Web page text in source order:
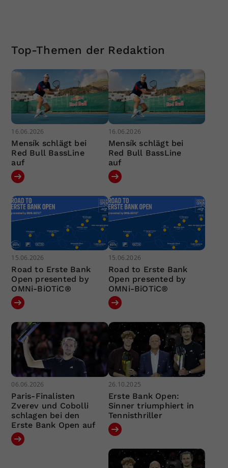
Top-Themen der Redaktion
16.06.2026
Mensík schlägt bei
Red Bull BassLine
auf
16.06.2026
Mensík schlägt bei
Red Bull BassLine
auf
15.06.2026
Road to Erste Bank
Open presented by
OMNi-BiOTiC®
15.06.2026
Road to Erste Bank
Open presented by
OMNi-BiOTiC®
06.06.2026
Paris-Finalisten
Zverev und Cobolli
schlagen bei den
Erste Bank Open auf
26.10.2025
Erste Bank Open:
Sinner triumphiert in
Tennisthriller